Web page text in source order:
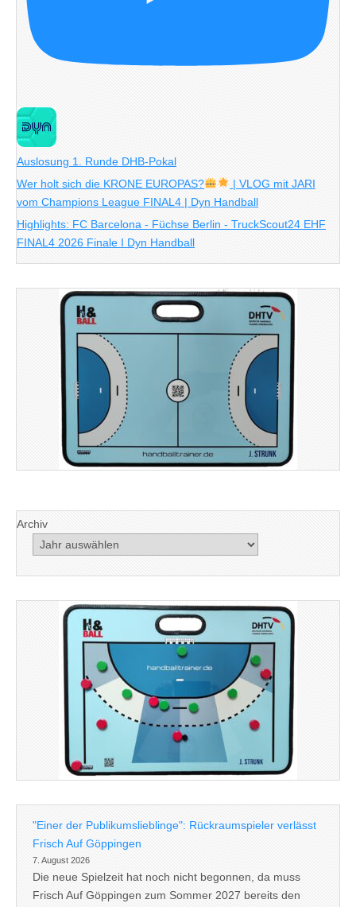
Auslosung 1. Runde DHB-Pokal
Wer holt sich die KRONE EUROPAS?
| VLOG mit JARI
vom Champions League FINAL4 | Dyn Handball
Highlights: FC Barcelona - Füchse Berlin - TruckScout24 EHF
FINAL4 2026 Finale I Dyn Handball
Archiv
"Einer der Publikumslieblinge": Rückraumspieler verlässt
Frisch Auf Göppingen
7. August 2026
Die neue Spielzeit hat noch nicht begonnen, da muss
Frisch Auf Göppingen zum Sommer 2027 bereits den